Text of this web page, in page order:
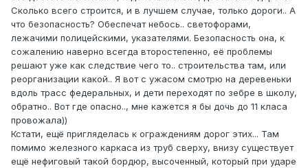
Сколько всего строится, и в лучшем случае, только дороги.. А
что безопасность? Обеспечат небось.. светофорами,
лежачими полицейскими, указателями. Безопасность она, к
сожалению наверно всегда второстепенно, её проблемы
решают уже как следствие чего то.. строительства там, или
реорганизации какой.. Я вот с ужасом смотрю на деревеньки
вдоль трасс федеральных, и дети переходят по зебре в школу,
обратно.. Вот где опасно.., мне кажется я бы дочь до 11 класа
провожала))
Кстати, ещё пригляделась к ограждениям дорог этих... Там
помимо железного каркаса из труб сверху, внизу существует
ещё нефиговый такой бордюр, высоченный, который при ударе